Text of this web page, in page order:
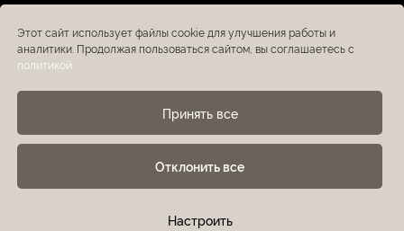
Этот сайт использует файлы cookie для улучшения работы и
аналитики. Продолжая пользоваться сайтом, вы соглашаетесь с
политикой
Принять все
Отклонить все
Настроить
Политика конфиденциальности
by Lavish Design